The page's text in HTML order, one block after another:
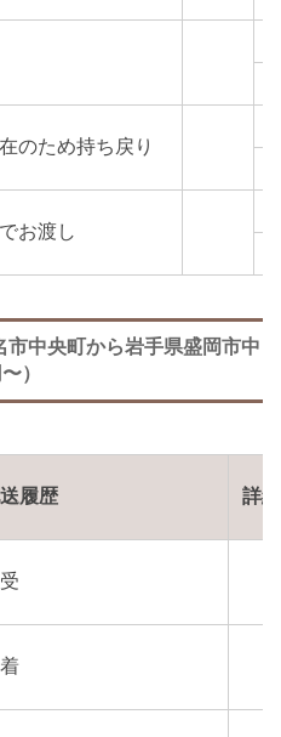
のため持ち戻り
お渡し
市中央町から岩手県盛岡市中
）
履歴 詳細